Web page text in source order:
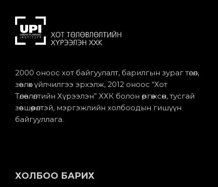
2000 оноос хот байгуулалт, барилгын зураг төсөл,
зөвлөх үйлчилгээ эрхэлж, 2012 оноос “Хот
Төлөвлөлтийн Хүрээлэн” ХХК болон өргөжсөн, тусгай
зөвшөөрөлтэй, мэргэжлийн холбоодын гишүүн
байгууллага.
ХОЛБОО БАРИХ